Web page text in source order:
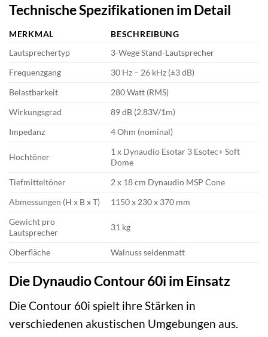
Technische Spezifikationen im Detail
MERKMAL
BESCHREIBUNG
Lautsprechertyp
3-Wege Stand-Lautsprecher
Frequenzgang
30 Hz – 26 kHz (±3 dB)
Belastbarkeit
280 Watt (RMS)
Wirkungsgrad
89 dB (2.83V/1m)
Impedanz
4 Ohm (nominal)
Hochtöner
1 x Dynaudio Esotar 3 Esotec+ Soft
Dome
Tiefmitteltöner
2 x 18 cm Dynaudio MSP Cone
Abmessungen (H x B x T)
1150 x 230 x 370 mm
Gewicht pro
Lautsprecher
31 kg
Oberfläche Walnuss seidenmatt
Die Dynaudio Contour 60i im Einsatz
Die Contour 60i spielt ihre Stärken in
verschiedenen akustischen Umgebungen aus.